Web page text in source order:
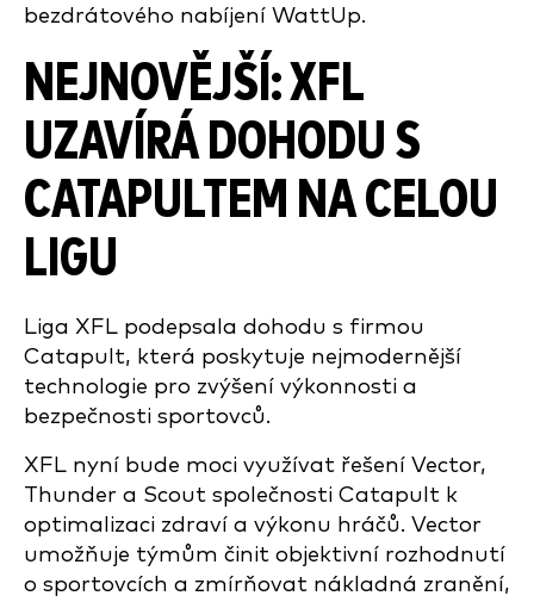
bezdrátového nabíjení WattUp.
NEJNOVĚJŠÍ: XFL
UZAVÍRÁ DOHODU S
CATAPULTEM NA CELOU
LIGU
Liga XFL podepsala dohodu s firmou
Catapult, která poskytuje nejmodernější
technologie pro zvýšení výkonnosti a
bezpečnosti sportovců.
XFL nyní bude moci využívat řešení Vector,
Thunder a Scout společnosti Catapult k
optimalizaci zdraví a výkonu hráčů. Vector
umožňuje týmům činit objektivní rozhodnutí
o sportovcích a zmírňovat nákladná zranění,